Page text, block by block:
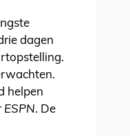
dagen
helpen
ESPN. De